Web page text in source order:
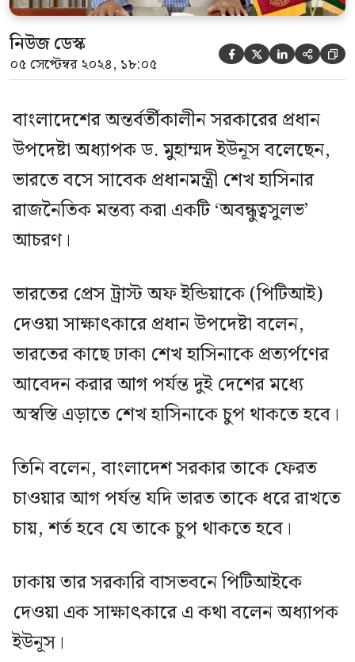
নিউজ ডেস্ক
০৫ সেপ্টেম্বর ২০২৪, ১৮:০৫     
বাংলাদেশের অন্তর্বর্তীকালীন সরকারের প্রধান
উপদেষ্টা অধ্যাপক ড. মুহাম্মদ ইউনূস বলেছেন,
ভারতে বসে সাবেক প্রধানমন্ত্রী শেখ হাসিনার
রাজনৈতিক মন্তব্য করা একটি ‘অবন্ধুত্বসুলভ’
আচরণ।
ভারতের প্রেস ট্রাস্ট অফ ইন্ডিয়াকে (পিটিআই)
দেওয়া সাক্ষাৎকারে প্রধান উপদেষ্টা বলেন,
ভারতের কাছে ঢাকা শেখ হাসিনাকে প্রত্যর্পণের
আবেদন করার আগ পর্যন্ত দুই দেশের মধ্যে
অস্বস্তি এড়াতে শেখ হাসিনাকে চুপ থাকতে হবে।
তিনি বলেন, বাংলাদেশ সরকার তাকে ফেরত
চাওয়ার আগ পর্যন্ত যদি ভারত তাকে ধরে রাখতে
চায়, শর্ত হবে যে তাকে চুপ থাকতে হবে।
ঢাকায় তার সরকারি বাসভবনে পিটিআইকে
দেওয়া এক সাক্ষাৎকারে এ কথা বলেন অধ্যাপক
ইউনূস।